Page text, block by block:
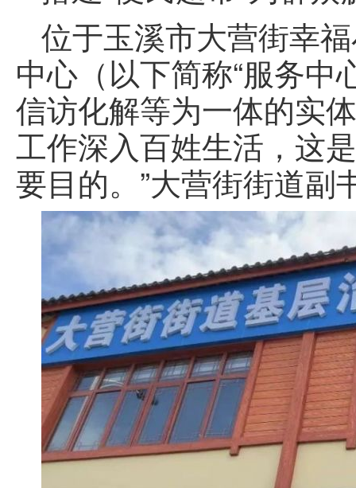
位于玉溪市大营街幸
中心（以下简称“服务中
信访化解等为一体的实
工作深入百姓生活，这
要目的。”大营街街道副